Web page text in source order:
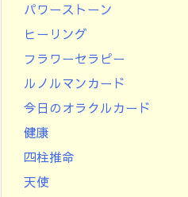
パワーストーン
ヒーリング
フラワーセラピー
ルノルマンカード
今日のオラクルカード
健康
四柱推命
天使